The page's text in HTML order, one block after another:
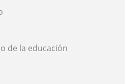
de la educación